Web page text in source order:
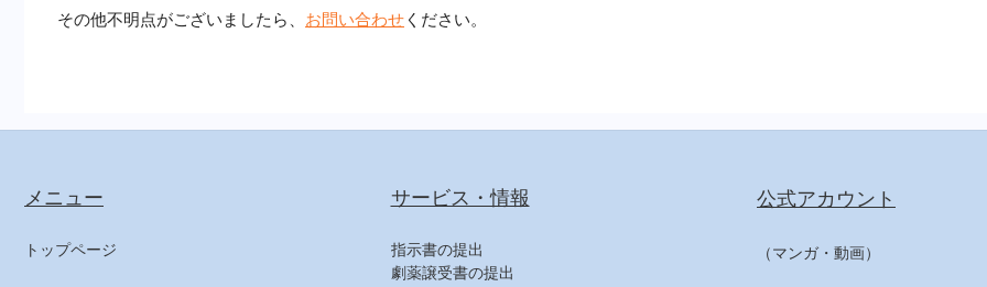
その他不明点がございましたら、 お問い合わせください。
メニュー
トップページ
サービス・情報
指示書の提出
劇薬譲受書の提出
公式アカウント
（マンガ・動画）